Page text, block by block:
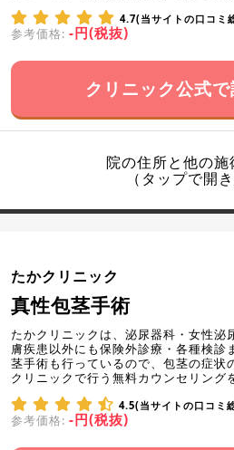
4.7(当サイトの口コミ
参考価格: -円(税抜)
クリニック公式
院の住所と他の
（タップで開き
たかクリニック
真性包茎手術
たかクリニックは、泌尿器科・女性泌
膚疾患以外にも保険外診療・各種検診
茎手術も行っているので、包茎の症状
クリニックで行う無料カウンセリング
4.5(当サイトの口コミ
参考価格: -円(税抜)